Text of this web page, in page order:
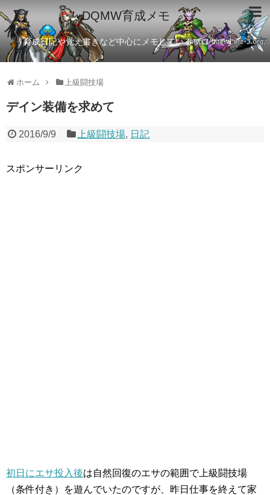
DQMW育成メモ
育成日記や覚え書きなど中心にメモしているブログです
ホーム 上級闘技場
デイン装備を求めて
2016/9/9 上級闘技場, 日記
スポンサーリンク
初日にエサ投入後は自然回復のエサの範囲で上級闘技場
（条件付き）を遊んでいたのですが、昨日仕事を終えて家